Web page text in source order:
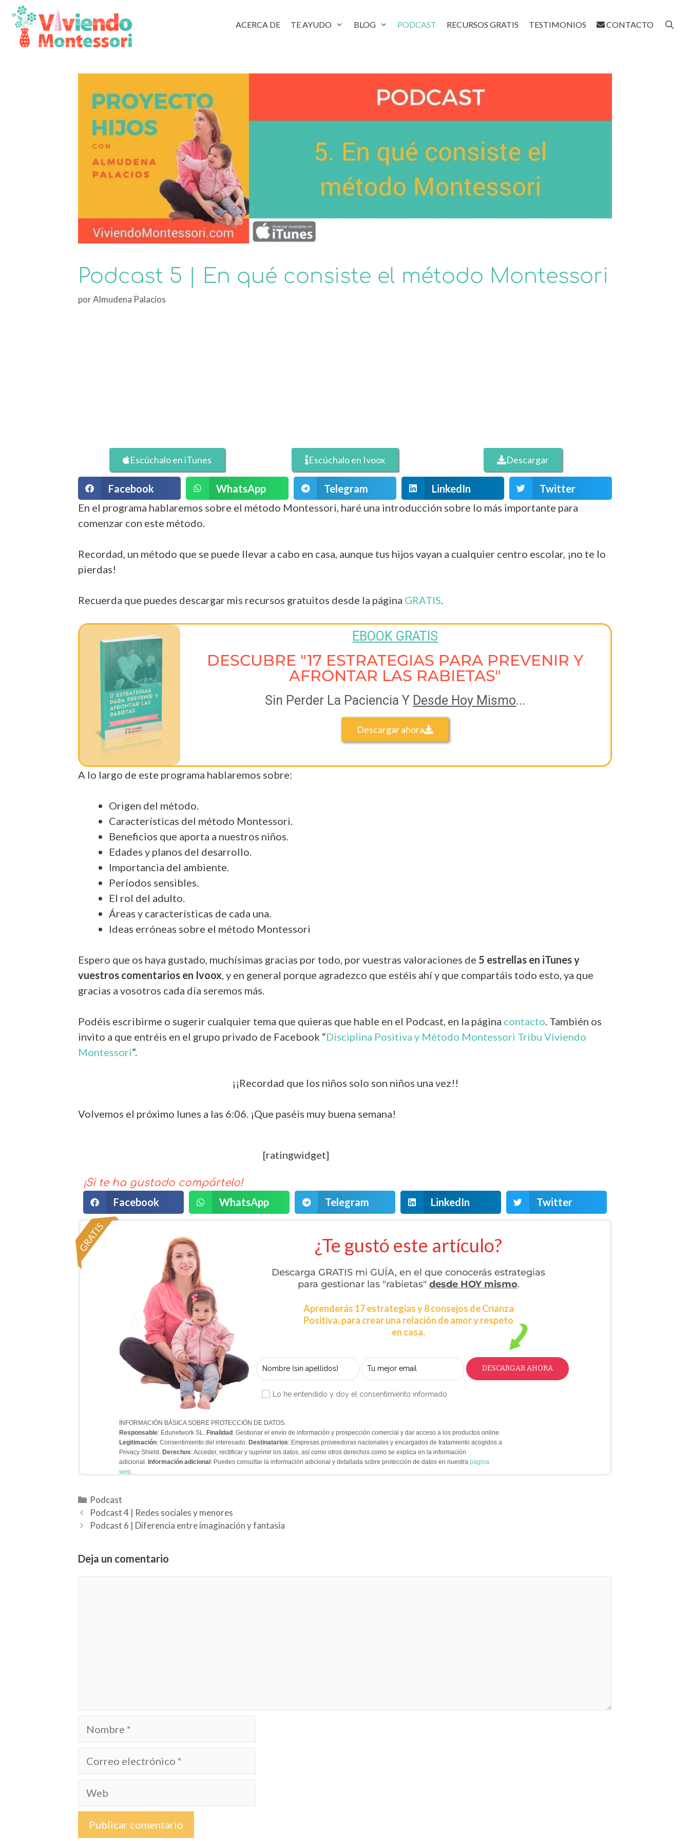
ACERCA DE TE AYUDO BLOG PODCAST RECURSOS GRATIS TESTIMONIOS CONTACTO
Podcast 5 | En qué consiste el método Montessori
porAlmudena Palacios
Escúchalo en iTunes Escúchalo en Ivoox Descargar
Facebook WhatsApp Telegram LinkedIn
Twitter
En el programa hablaremos sobre el método Montessori, haré una introducción sobre lo más importante para
comenzar con este método.
Recordad, un método que se puede llevar a cabo en casa, aunque tus hijos vayan a cualquier centro escolar, ¡no te lo
pierdas!
Recuerda que puedes descargar mis recursos gratuitos desde la página GRATIS.
EBOOK GRATIS
DESCUBRE "17 ESTRATEGIAS PARA PREVENIR Y
AFRONTAR LAS RABIETAS"
Sin Perder La Paciencia Y Desde Hoy Mismo...
Descargar ahora
A lo largo de este programa hablaremos sobre:
Origen del método.
Características del método Montessori.
Beneficios que aporta a nuestros niños.
Edades y planos del desarrollo.
Importancia del ambiente.
Períodos sensibles.
El rol del adulto.
Áreas y características de cada una.
Ideas erróneas sobre el método Montessori
Espero que os haya gustado, muchísimas gracias por todo, por vuestras valoraciones de 5 estrellas en iTunes y
vuestros comentarios en Ivoox , y en general porque agradezco que estéis ahí y que compartáis todo esto, ya que
gracias a vosotros cada día seremos más.
Podéis escribirme o sugerir cualquier tema que quieras que hable en el Podcast, en la página contacto . También os
invito a que entréis en el grupo privado de Facebook “Disciplina Positiva y Método Montessori Tribu Viviendo
Montessori”.
¡¡Recordad que los niños solo son niños una vez!!
Volvemos el próximo lunes a las 6:06. ¡Que paséis muy buena semana!
[ratingwidget]
¡Si te ha gustado compártelo!
Facebook WhatsApp Telegram LinkedIn Twitter
¿Te gustó este artículo?
GRATIS
Descarga GRATIS mi GUÍA, en el que conocerás estrategias
para gestionar las "rabietas" desde HOY mismo.
Aprenderás 17 estrategias y 8 consejos de Crianza
Positiva, para crear una relación de amor y respeto
en casa.
INFORMACIÓN BÁSICA SOBRE PROTECCIÓN DE DATOS.
Responsable: Edunetwork SL.Finalidad: Gestionar el envío de información y prospección comercial y dar acceso a los productos online
Legitimación: Consentimiento del interesado.Destinatarios: Empresas proveedoras nacionales y encargados de tratamiento acogidos a
Privacy Shield.Derechos: Acceder, rectificar y suprimir los datos, así como otros derechos como se explica en la información
adicional.Información adicional: Puedes consultar la información adicional y detallada sobre protección de datos en nuestrapágina
web
Lo he entendido y doy el consentimiento informado
DESCARGAR AHORA
Podcast
Podcast 4 | Redes sociales y menores
Podcast 6 | Diferencia entre imaginación y fantasía
Deja un comentario